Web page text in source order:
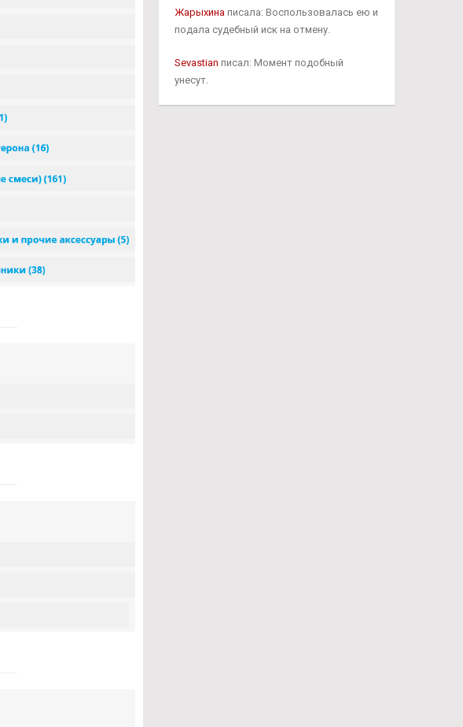
Жарыхинаписала: Воспользовалась ею и
подала судебный иск на отмену.
Sevastian писал: Момент подобный
унесут.